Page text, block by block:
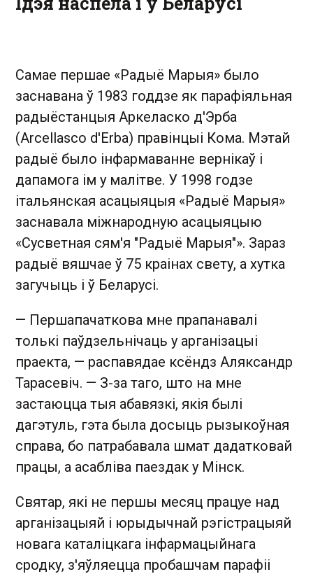
Самае першае «Радыё Марыя» было
заснавана ў 1983 годдзе як парафіяльная
радыёстанцыя Аркеласко д'Эрба
(Arcellasco d'Erba) правінцыі Кома. Мэтай
радыё было інфармаванне вернiкаў і
дапамога ім у малітве. У 1998 годзе
італьянская асацыяцыя «Радыё Марыя»
заснавала міжнародную асацыяцыю
«Сусветная сям'я "Радыё Марыя"». Зараз
радыё вяшчае ў 75 краінах свету, а хутка
загучыць і ў Беларусі.
— Першапачаткова мне прапанавалі
толькі паўдзельнічаць у арганізацыі
праекта, — распавядае ксёндз Аляксандр
Тарасевіч. — З­-за таго, што на мне
застаюцца тыя абавязкі, якія былі
дагэтуль, гэта была досыць рызыкоўная
справа, бо патрабавала шмат дадатковай
працы, а асабліва паездак у Мінск.
Святар, які не першы месяц працуе над
арганізацыяй і юрыдычнай рэгістрацыяй
новага каталіцкага інфармацыйнага
сродку, з'яўляецца пробашчам парафіі